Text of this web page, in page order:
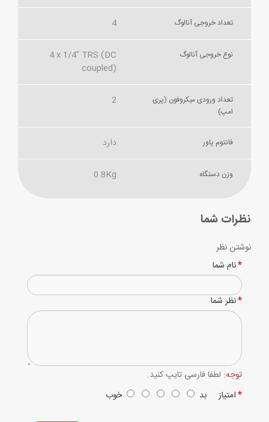
تعداد خروجی آنالوگ 4
نوع خروجی آنالوگ
4 x 1/4" TRS (DC
coupled)
تعداد ورودی میکروفون (پری
امپ)
2
فانتوم پاور دارد
وزن دستگاه 0.8Kg
نظرات شما
نوشتن نظر
نام شما
نظر شما
توجه: لطفا فارسی تایپ کنید.
امتیاز بد خوب